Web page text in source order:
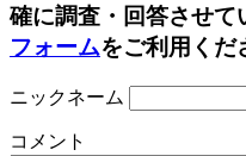
確に調査・回答させて
フォームをご利用くだ
ニックネーム
コメント